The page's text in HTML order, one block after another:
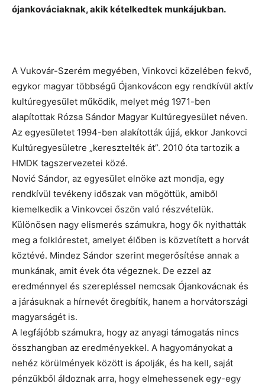
ójankováciaknak, akik kételkedtek munkájukban.
A Vukovár-Szerém megyében, Vinkovci közelében fekvő,
egykor magyar többségű Ójankovácon egy rendkívül aktív
kultúregyesület működik, melyet még 1971-ben
alapítottak Rózsa Sándor Magyar Kultúregyesület néven.
Az egyesületet 1994-ben alakították újjá, ekkor Jankovci
Kultúregyesületre „keresztelték át”. 2010 óta tartozik a
HMDK tagszervezetei közé.
Nović Sándor, az egyesület elnöke azt mondja, egy
rendkívül tevékeny időszak van mögöttük, amiből
kiemelkedik a Vinkovcei őszön való részvételük.
Különösen nagy elismerés számukra, hogy ők nyithatták
meg a folklórestet, amelyet élőben is közvetített a horvát
köztévé. Mindez Sándor szerint megerősítése annak a
munkának, amit évek óta végeznek. De ezzel az
eredménnyel és szerepléssel nemcsak Ójankovácnak és
a járásuknak a hírnevét öregbítik, hanem a horvátországi
magyarságét is.
A legfájóbb számukra, hogy az anyagi támogatás nincs
összhangban az eredményekkel. A hagyományokat a
nehéz körülmények között is ápolják, és ha kell, saját
pénzükből áldoznak arra, hogy elmehessenek egy-egy